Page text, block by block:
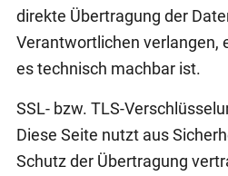
direkte Übertragung der
Verantwortlichen verlangen,
es technisch machbar ist.
SSL- bzw. TLS-
Diese Seite nutzt aus
Schutz der Übertragung